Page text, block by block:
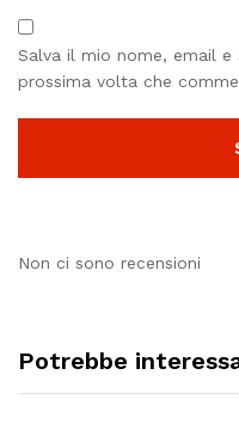
Salva il mio nome, email
prossima volta che
Non ci sono recensioni
Potrebbe